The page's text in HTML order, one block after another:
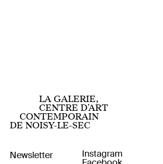
LA GALERIE,
CENTRE D’ART
CONTEMPORAIN
DE NOISY-LE-SEC
Instagram